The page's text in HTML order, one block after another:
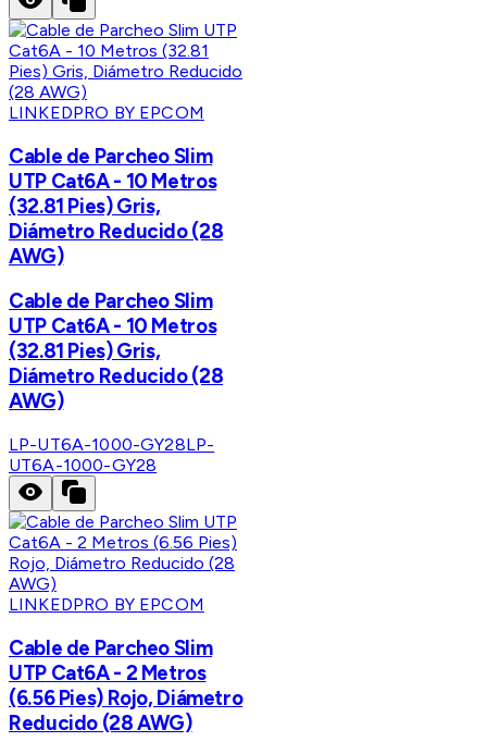
LINKEDPRO BY EPCOM
Cable de Parcheo Slim
UTP Cat6A - 10 Metros
(32.81 Pies) Gris,
Diámetro Reducido (28
AWG)
Cable de Parcheo Slim
UTP Cat6A - 10 Metros
(32.81 Pies) Gris,
Diámetro Reducido (28
AWG)
LP-UT6A-1000-GY28LP-
UT6A-1000-GY28
LINKEDPRO BY EPCOM
Cable de Parcheo Slim
UTP Cat6A - 2 Metros
(6.56 Pies) Rojo, Diámetro
Reducido (28 AWG)